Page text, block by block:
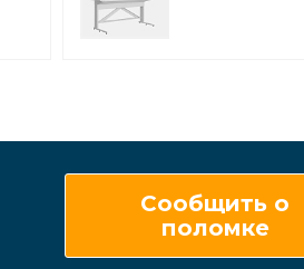
Сообщить о
поломке